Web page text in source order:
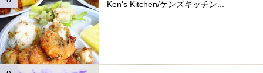
Ken's Kitchen/ケンズキッチン...